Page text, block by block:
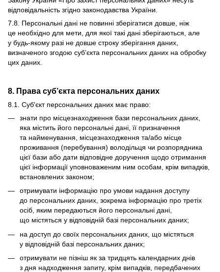
відповідальність згідно законодавства України.
7.8. Персональні дані не повинні зберігатися довше, ніж
це необхідно для мети, для якої такі дані зберігаються, але
у будь-якому разі не довше строку зберігання даних,
визначеного згодою суб’єкта персональних даних на обробку
цих даних.
8. Права суб’єкта персональних даних
8.1. Суб'єкт персональних даних має право:
знати про місцезнаходження бази персональних даних,
яка містить його персональні дані, її призначення
та найменування, місцезнаходження та/або місце
проживання (перебування) володільця чи розпорядника
цієї бази або дати відповідне доручення щодо отримання
цієї інформації уповноваженим ним особам, крім випадків,
встановлених законом;
отримувати інформацію про умови надання доступу
до персональних даних, зокрема інформацію про третіх
осіб, яким передаються його персональні дані,
що містяться у відповідній базі персональних даних;
на доступ до своїх персональних даних, що містяться
у відповідній базі персональних даних;
отримувати не пізніш як за тридцять календарних днів
з дня надходження запиту, крім випадків, передбачених